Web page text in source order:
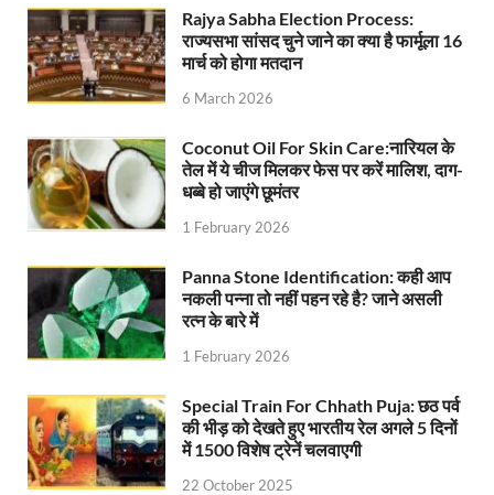
Rajya Sabha Election Process:
राज्यसभा सांसद चुने जाने का क्या है फार्मूला 16
मार्च को होगा मतदान
6 March 2026
Coconut Oil For Skin Care:नारियल के
तेल में ये चीज मिलकर फेस पर करें मालिश, दाग-
धब्बे हो जाएंगे छूमंतर
1 February 2026
Panna Stone Identification: कही आप
नकली पन्ना तो नहीं पहन रहे है? जाने असली
रत्न के बारे में
1 February 2026
Special Train For Chhath Puja: छठ पर्व
की भीड़ को देखते हुए भारतीय रेल अगले 5 दिनों
में 1500 विशेष ट्रेनें चलवाएगी
22 October 2025